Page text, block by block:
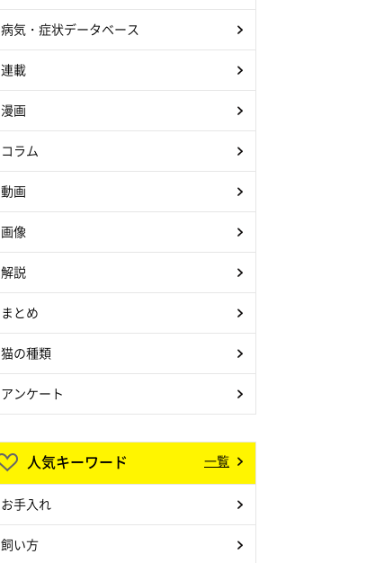
病気・症状データベース
連載
漫画
コラム
動画
画像
解説
まとめ
猫の種類
アンケート
人気キーワード 一覧
お手入れ
飼い方